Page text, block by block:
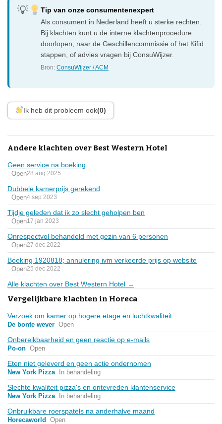
Tip van onze consumentenexpert
Als consument in Nederland heeft u sterke rechten.
Bij klachten kunt u de interne klachtenprocedure
doorlopen, naar de Geschillencommissie of het Kifid
stappen, of advies vragen bij ConsuWijzer.
Bron:ConsuWijzer / ACM
Ik heb dit probleem ook(0)
Andere klachten over Best Western Hotel
Geen service na boeking
Open28 aug 2025
Dubbele kamerprijs gerekend
Open4 sep 2023
Tijdje geleden dat ik zo slecht geholpen ben
Open17 jan 2023
Onrespectvol behandeld met gezin van 6 personen
Open27 dec 2022
Boeking 1920818; annulering ivm verkeerde prijs op website
Open25 dec 2022
Alle klachten over Best Western Hotel →
Vergelijkbare klachten in Horeca
Verzoek om kamer op hogere etage en luchtkwaliteit
De bonte wever Open
Onbereikbaarheid en geen reactie op e-mails
Po-on Open
Eten niet geleverd en geen actie ondernomen
New York Pizza In behandeling
Slechte kwaliteit pizza's en ontevreden klantenservice
New York Pizza In behandeling
Onbruikbare roerspatels na anderhalve maand
Horecaworld Open